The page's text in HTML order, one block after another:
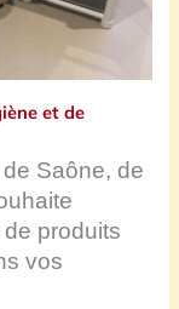
et de
Saône, de
produits
vos